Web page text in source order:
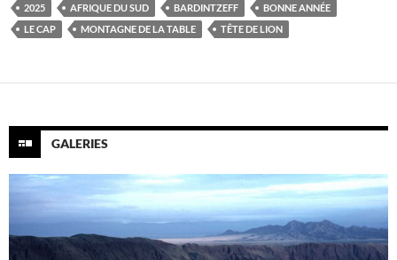
2025 AFRIQUE DU SUD BARDINTZEFF
BONNE ANNÉE
LE CAP
MONTAGNE DE LA TABLE TÊTE DE LION
GALERIES